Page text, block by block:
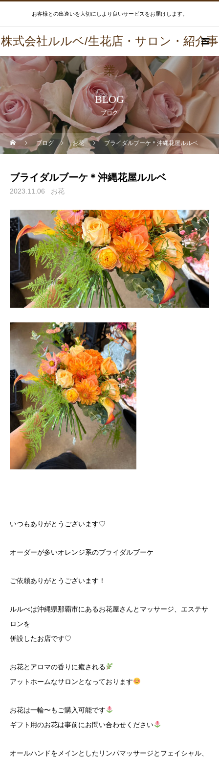
お客様との出逢いを大切にしより良いサービスをお届けします。
株式会社ルルベ/生花店・サロン・紹介事
業
BLOG
ブログ
ブログ お花 ブライダルブーケ＊沖縄花屋ルルベ
ブライダルブーケ＊沖縄花屋ルルベ
2023.11.06 お花
いつもありがとうございます♡
オーダーが多いオレンジ系のブライダルブーケ
ご依頼ありがとうございます！
ルルべは沖縄県那覇市にあるお花屋さんとマッサージ、エステサ
ロンを
併設したお店です♡
お花とアロマの香りに癒される
アットホームなサロンとなっております
お花は一輪〜もご購入可能です
ギフト用のお花は事前にお問い合わせください
オールハンドをメインとしたリンパマッサージとフェイシャル、